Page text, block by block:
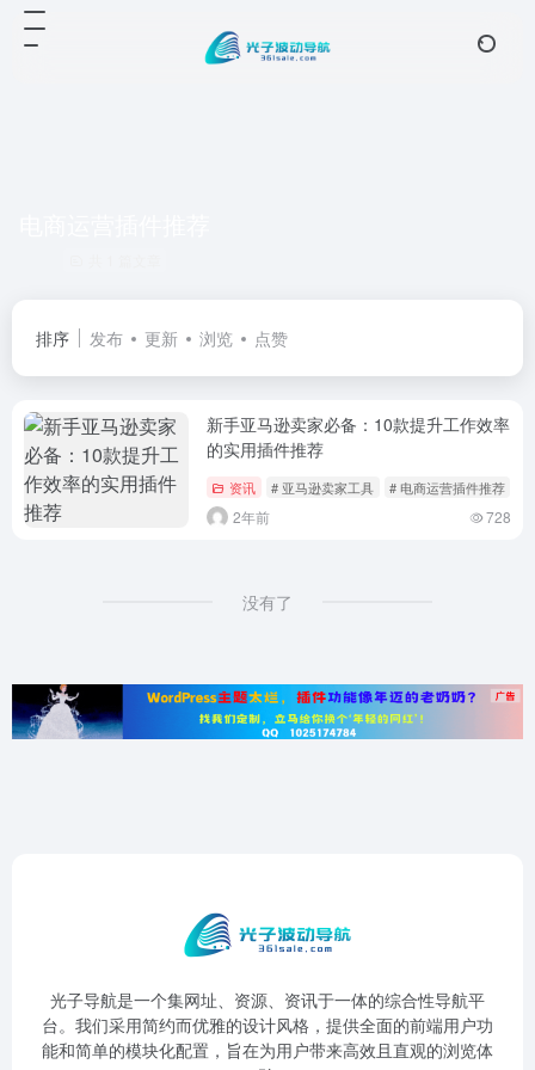
排序 发布 更新 浏览 点赞
新手亚马逊卖家必备：10款提升工作效率
的实用插件推荐
资讯 # 亚马逊卖家工具 # 电商运营插件推荐
2年前 728
没有了
光子导航是一个集网址、资源、资讯于一体的综合性导航平
台。我们采用简约而优雅的设计风格，提供全面的前端用户功
能和简单的模块化配置，旨在为用户带来高效且直观的浏览体